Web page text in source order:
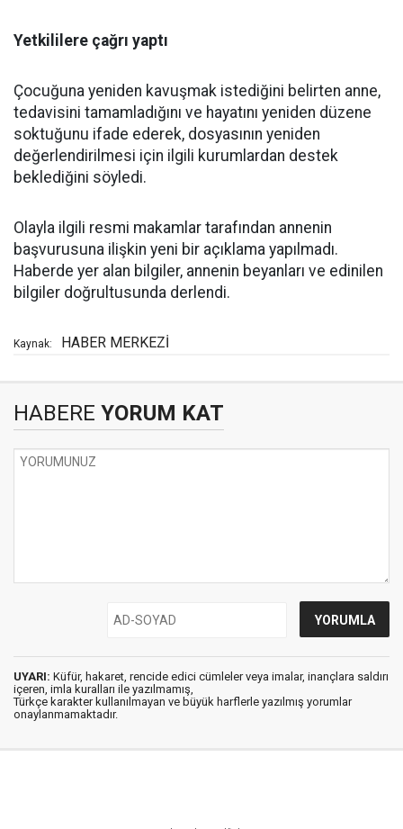
Yetkililere çağrı yaptı
Çocuğuna yeniden kavuşmak istediğini belirten anne,
tedavisini tamamladığını ve hayatını yeniden düzene
soktuğunu ifade ederek, dosyasının yeniden
değerlendirilmesi için ilgili kurumlardan destek
beklediğini söyledi.
Olayla ilgili resmi makamlar tarafından annenin
başvurusuna ilişkin yeni bir açıklama yapılmadı.
Haberde yer alan bilgiler, annenin beyanları ve edinilen
bilgiler doğrultusunda derlendi.
Kaynak: HABER MERKEZİ
HABERE YORUM KAT
UYARI: Küfür, hakaret, rencide edici cümleler veya imalar, inançlara saldırı
içeren, imla kuralları ile yazılmamış,
Türkçe karakter kullanılmayan ve büyük harflerle yazılmış yorumlar
onaylanmamaktadır.